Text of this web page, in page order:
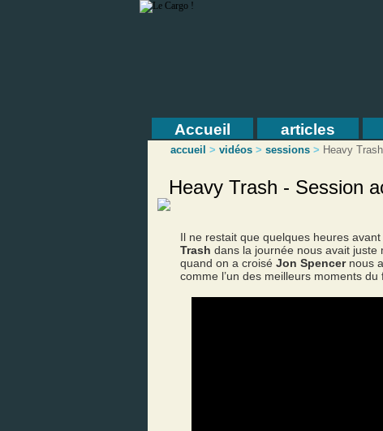
Accueil articles
accueil > vidéos > sessions > Heavy Trash
Heavy Trash - Session
Il ne restait que quelques heures
Trash dans la journée nous avait juste
quand on a croisé Jon Spencernous
comme l’un des meilleurs moments du